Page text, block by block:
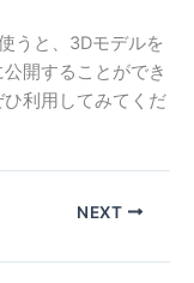
うと、3Dモデルを
開することができ
利用してみてくだ
NEXT